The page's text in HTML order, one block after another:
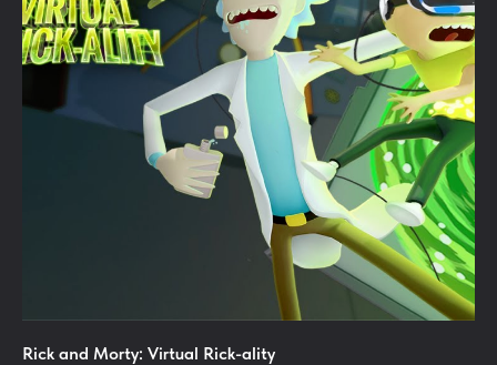
Rick and Morty: Virtual Rick-ality